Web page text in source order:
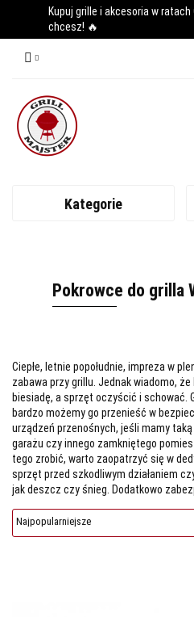
Kupuj grille i akcesoria w
chcesz! 🔥
Kategorie
Pokrowce do grilla
Ciepłe, letnie popołudnie, impreza w
zabawa przy grillu. Jednak wiadomo,
biesiadę, a sprzęt oczyścić i schować.
bardzo możemy go przenieść w
urządzeń przenośnych, jeśli mamy
garażu czy innego zamkniętego
tego zrobić, warto zaopatrzyć się w
sprzęt przed szkodliwym działaniem
jak deszcz czy śnieg. Dodatkowo